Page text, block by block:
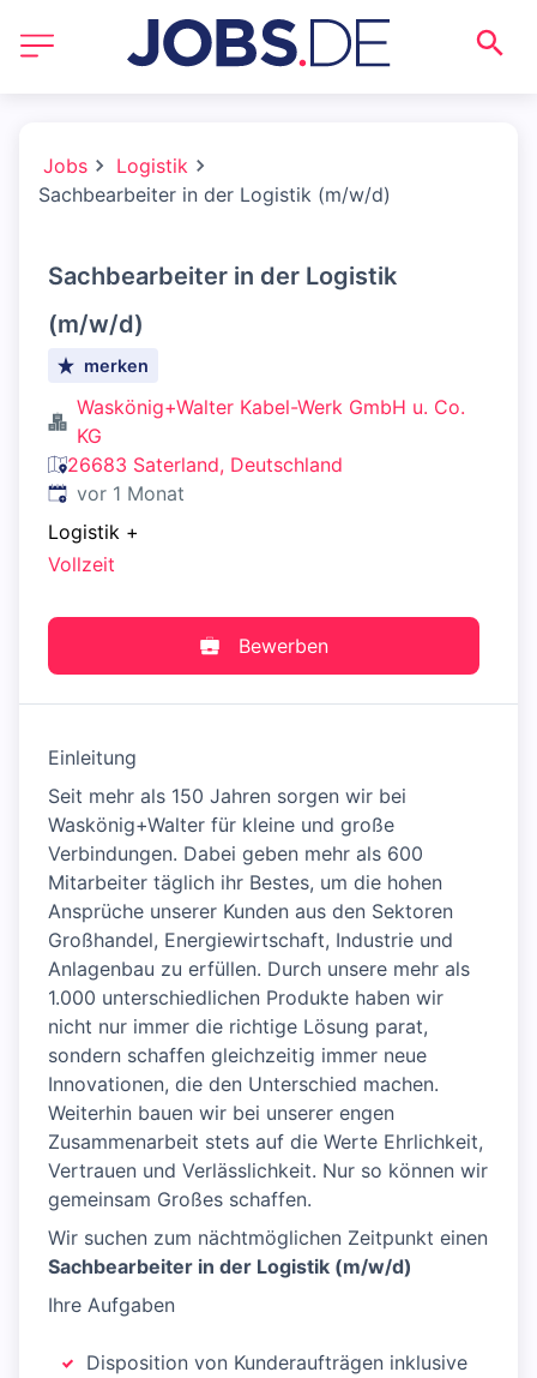
Jobs
Logistik
Sachbearbeiter in der Logistik (m/w/d)
Sachbearbeiter in der Logistik
(m/w/d)
merken
Waskönig+Walter Kabel-Werk GmbH u. Co.
KG
26683 Saterland, Deutschland
Veröffentlicht:
vor 1 Monat
Logistik +
Vollzeit
Bewerben
Einleitung
Seit mehr als 150 Jahren sorgen wir bei
Waskönig+Walter für kleine und große
Verbindungen. Dabei geben mehr als 600
Mitarbeiter täglich ihr Bestes, um die hohen
Ansprüche unserer Kunden aus den Sektoren
Großhandel, Energiewirtschaft, Industrie und
Anlagenbau zu erfüllen. Durch unsere mehr als
1.000 unterschiedlichen Produkte haben wir
nicht nur immer die richtige Lösung parat,
sondern schaffen gleichzeitig immer neue
Innovationen, die den Unterschied machen.
Weiterhin bauen wir bei unserer engen
Zusammenarbeit stets auf die Werte Ehrlichkeit,
Vertrauen und Verlässlichkeit. Nur so können wir
gemeinsam Großes schaffen.
Wir suchen zum nächtmöglichen Zeitpunkt einen
Sachbearbeiter in der Logistik (m/w/d)
Ihre Aufgaben
Disposition von Kunderaufträgen inklusive